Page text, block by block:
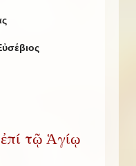
τῷ Ἁγίῳ